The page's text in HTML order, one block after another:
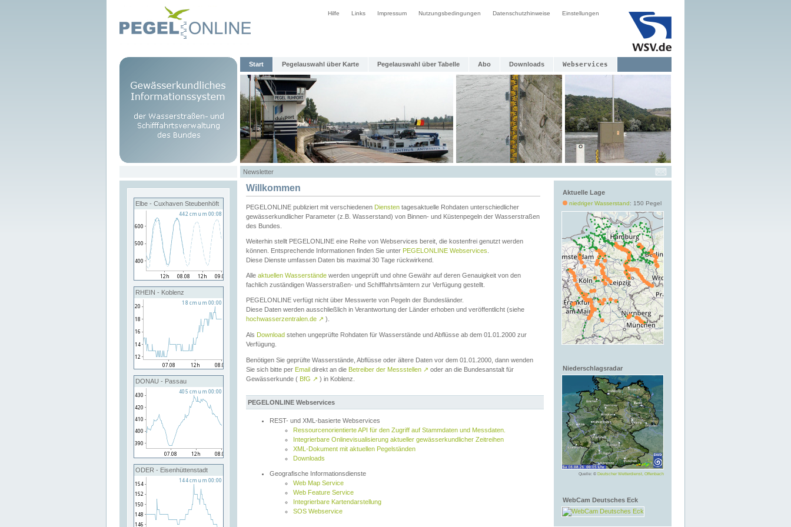
Hilfe Links Impressum Nutzungsbedingungen Datenschutzhinweise Einstellungen
Start Pegelauswahl über Karte Pegelauswahl über Tabelle Abo Downloads Webservices
Newsletter
Elbe - Cuxhaven Steubenhöft
RHEIN - Koblenz
DONAU - Passau
ODER - Eisenhüttenstadt
Aktuelle Lage
niedriger Wasserstand: 150 Pegel
Niederschlagsradar
Quelle: © Deutscher Wetterdienst, Offenbach
WebCam Deutsches Eck
Willkommen
PEGELONLINE publiziert mit verschiedenen Diensten tagesaktuelle Rohdaten unterschiedlicher
gewässerkundlicher Parameter (z.B. Wasserstand) von Binnen- und Küstenpegeln der Wasserstraßen
des Bundes.
Weiterhin stellt PEGELONLINE eine Reihe von Webservices bereit, die kostenfrei genutzt werden
können. Entsprechende Informationen finden Sie unter PEGELONLINE Webservices
Diese Dienste umfassen Daten bis maximal 30 Tage rückwirkend.
Alle aktuellen Wasserstände werden ungeprüft und ohne Gewähr auf deren Genauigkeit von den
fachlich zuständigen Wasserstraßen- und Schifffahrtsämtern zur Verfügung gestellt.
PEGELONLINE verfügt nicht über Messwerte von Pegeln der Bundesländer.
Diese Daten werden ausschließlich in Verantwortung der Länder erhoben und veröffentlicht (siehe
hochwasserzentralen.de ↗ ).
Als Download stehen ungeprüfte Rohdaten für Wasserstände und Abflüsse ab dem 01.01.2000 zur
Verfügung.
Benötigen Sie geprüfte Wasserstände, Abflüsse oder ältere Daten vor dem 01.01.2000, dann wenden
Sie sich bitte per Email direkt an die Betreiber der Messstellen ↗ oder an die Bundesanstalt für
Gewässerkunde ( BfG ↗ ) in Koblenz.
PEGELONLINE Webservices
REST- und XML-basierte Webservices
Ressourcenorientierte API für den Zugriff auf Stammdaten und Messdaten.
Integrierbare Onlinevisualisierung aktueller gewässerkundlicher Zeitreihen
XML-Dokument mit aktuellen Pegelständen
Downloads
Geografische Informationsdienste
Web Map Service
Web Feature Service
Integrierbare Kartendarstellung
SOS Webservice